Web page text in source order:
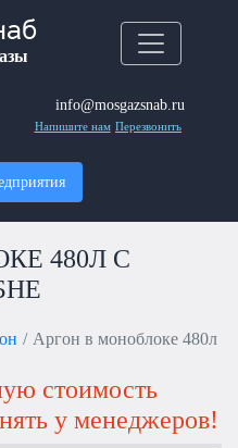
info@mosgazsnab.ru
Напишите нам Перезвонить
480Л С
Аргон в моноблоке 480л
стоимость
у менеджеров!